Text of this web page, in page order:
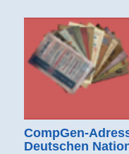
CompGen-
Deutschen